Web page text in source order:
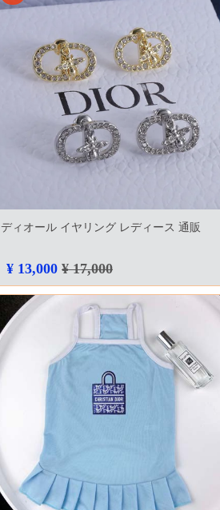
ディオール イヤリング レディース 通販
¥ 13,000 ¥ 17,000